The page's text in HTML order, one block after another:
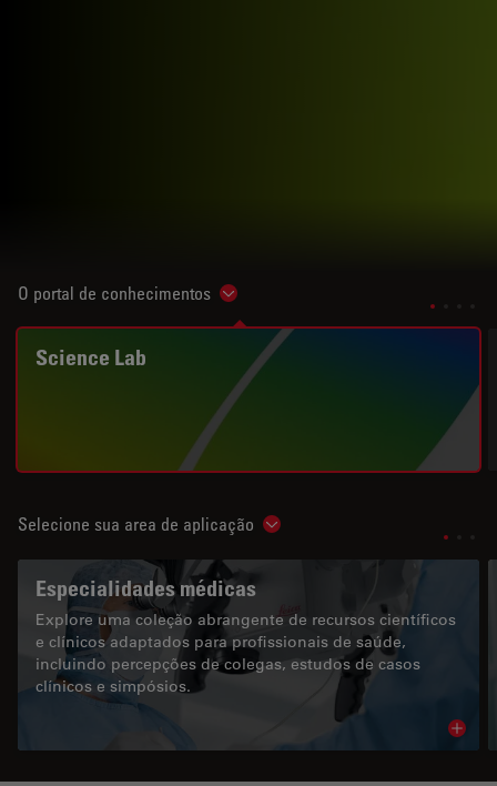
O portal de conhecimentos Show subnavigation
Science Lab
Selecione sua area de aplicação Show subnavigation
Especialidades médicas
Explore uma coleção abrangente de recursos científicos
e clínicos adaptados para profissionais de saúde,
incluindo percepções de colegas, estudos de casos
clínicos e simpósios.